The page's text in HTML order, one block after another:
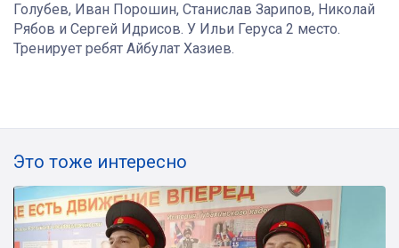
Голубев, Иван Порошин, Станислав Зарипов, Николай
Рябов и Сергей Идрисов. У Ильи Геруса 2 место.
Тренирует ребят Айбулат Хазиев.
Это тоже интересно